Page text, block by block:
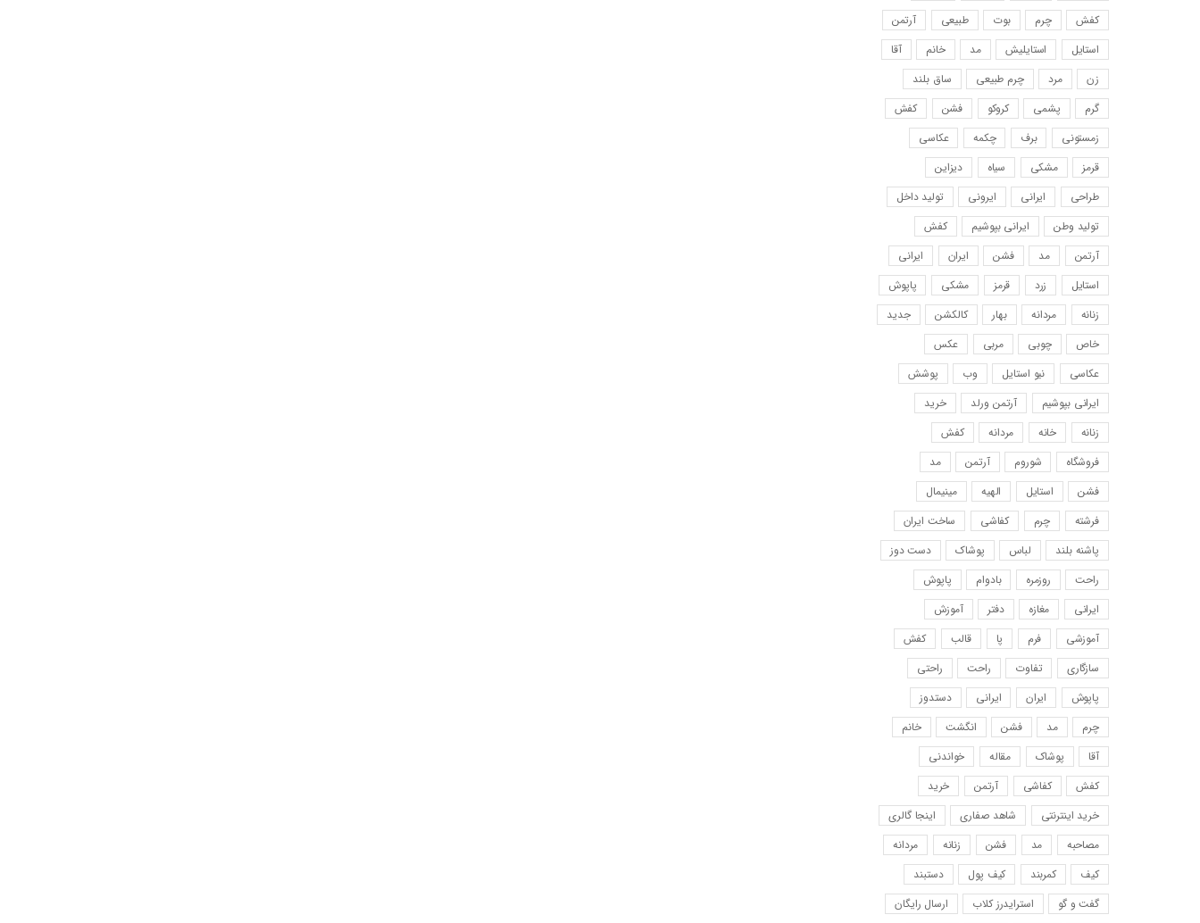
کفش
چرم بوت طبیعی
آرتمن
استایل
استایلیش مد خانم
آقا
زن
مرد چرم طبیعی
ساق بلند
گرم
پشمی کروکو فشن
کفش
زمستونی
برف چکمه
عکاسی
قرمز
مشکی سیاه
دیزاین
طراحی
ایرانی ایرونی
تولید داخل
تولید وطن
ایرانی بپوشیم
کفش
آرتمن
مد فشن ایران
ایرانی
استایل
زرد قرمز مشکی
پاپوش
زنانه
مردانه بهار کالکشن
جدید
خاص
چوبی مربی
عکس
عکاسی
نیو استایل وب
پوشش
ایرانی بپوشیم
آرتمن ورلد
خرید
زنانه
خانه مردانه
کفش
فروشگاه
شوروم آرتمن
مد
فشن
استایل الهیه
مینیمال
فرشته
چرم کفاشی
ساخت ایران
پاشنه بلند
لباس پوشاک
دست دوز
راحت
روزمره بادوام
پاپوش
ایرانی
مغازه دفتر
آموزش
آموزشی
فرم پا قالب
کفش
سازگاری
تفاوت راحت
راحتی
پاپوش
ایران ایرانی
دستدوز
چرم
مد فشن انگشت
خانم
آقا
پوشاک مقاله
خواندنی
کفش
کفاشی آرتمن
خرید
خرید اینترنتی
شاهد صفاری
اینجا گالری
مصاحبه
مد فشن زنانه
مردانه
کیف
کمربند کیف پول
دستبند
گفت و گو
استرایدرز کلاب
ارسال رایگان